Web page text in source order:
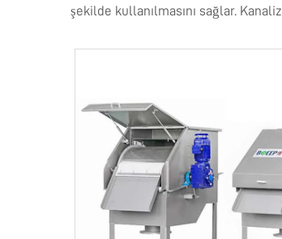
şekilde kullanılmasını sağlar.